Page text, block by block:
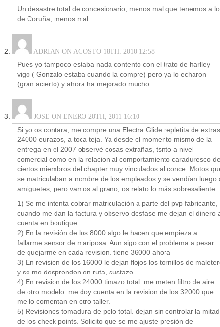
Un desastre total de concesionario, menos mal que tenemos a
de Coruña, menos mal.
ADRIAN ON AGOSTO 18TH, 2010 12:58
Pues yo tampoco estaba nada contento con el trato de harlley
vigo ( Gonzalo estaba cuando la compre) pero ya lo echaron
(gran acierto) y ahora ha mejorado mucho
JOSE ON ENERO 20TH, 2011 16:10
Si yo os contara, me compre una Electra Glide repletita de
24000 eurazos, a toca teja. Ya desde el momento mismo de la
entrega en el 2007 observé cosas extrañas, tsnto a nivel
comercial como en la relacion al comportamiento caraduresco de
ciertos miembros del chapter muy vinculados al conce. Motos
se matriculaban a nombre de los empleados y se vendían luego
amiguetes, pero vamos al grano, os relato lo más sobresaliente:
1) Se me intenta cobrar matriculación a parte del pvp fabricante,
cuando me dan la factura y observo desfase me dejan el dinero
cuenta en boutique.
2) En la revisión de los 8000 algo le hacen que empieza a
fallarme sensor de mariposa. Aun sigo con el problema a pesar
de quejarme en cada revision. tiene 36000 ahora
3) En revision de los 16000 le dejan flojos los tornillos de
y se me desprenden en ruta, sustazo.
4) En revision de los 24000 timazo total. me meten filtro de aire
de otro modelo. me doy cuenta en la revision de los 32000 que
me lo comentan en otro taller.
5) Revisiones tomadura de pelo total. dejan sin controlar la mitad
de los check points. Solicito que se me ajuste presión de